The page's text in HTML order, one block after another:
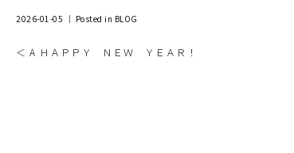
2026-01-05 ｜ Posted in BLOG
＜ A ＨＡＰＰＹ ＮＥＷ ＹＥＡＲ！